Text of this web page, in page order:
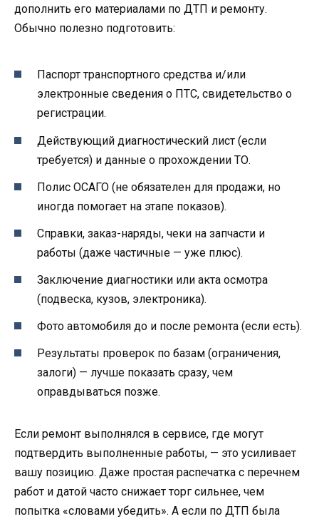
дополнить его материалами по ДТП и ремонту.
Обычно полезно подготовить:
Паспорт транспортного средства и/или
электронные сведения о ПТС, свидетельство о
регистрации.
Действующий диагностический лист (если
требуется) и данные о прохождении ТО.
Полис ОСАГО (не обязателен для продажи, но
иногда помогает на этапе показов).
Справки, заказ-наряды, чеки на запчасти и
работы (даже частичные — уже плюс).
Заключение диагностики или акта осмотра
(подвеска, кузов, электроника).
Фото автомобиля до и после ремонта (если есть).
Результаты проверок по базам (ограничения,
залоги) — лучше показать сразу, чем
оправдываться позже.
Если ремонт выполнялся в сервисе, где могут
подтвердить выполненные работы, — это усиливает
вашу позицию. Даже простая распечатка с перечнем
работ и датой часто снижает торг сильнее, чем
попытка «словами убедить». А если по ДТП была